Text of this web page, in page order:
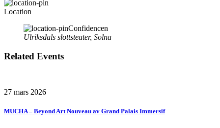
Location
Confidencen
Ulriksdals slottsteater, Solna
Related Events
27 mars 2026
MUCHA – Beyond Art Nouveau av Grand Palais Immersif